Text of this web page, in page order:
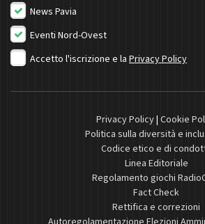
News Pavia
Eventi Nord-Ovest
Accetto l'iscrizione e la Privacy Policy
Privacy Policy| Cookie
Politica sulla diversità e
Codice etico e di
Linea Editoriale
Regolamento giochi
Fact Check
Rettifica e correzioni